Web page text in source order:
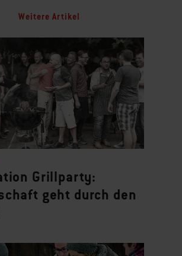
Weitere Artikel
Grillparty:
geht durch den